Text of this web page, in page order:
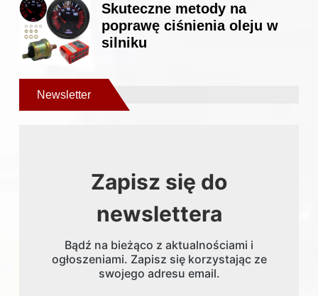
Skuteczne metody na
poprawę ciśnienia oleju w
silniku
Newsletter
Zapisz się do
newslettera
Bądź na bieżąco z aktualnościami i
ogłoszeniami. Zapisz się korzystając ze
swojego adresu email.